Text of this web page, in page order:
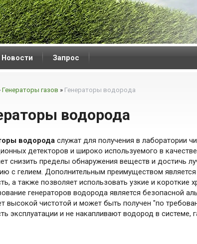
Новости Запрос
Генераторы газов » Генераторы водорода
водорода
водорода служат для получения в лаборатории
детекторов и широко используемого в
снизить пределы обнаружения веществ и достичь
с гелием. Дополнительным преимуществом
а также позволяет использовать узкие и
генераторов водорода является безопасной
высокой чистотой и может быть получен "по
эксплуатации и не накапливают водород в системе,